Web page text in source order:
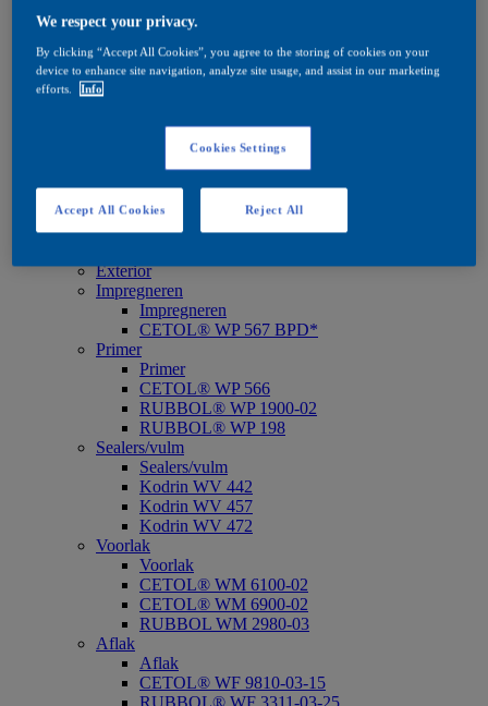
Onderhoud
Onderhoud
Watergedragen
Oplosmiddelhoudend
Beitsproducten
Watergedragen
Oplosmiddelhoudend
Quick Search
Quick Search
Productzoeker
Exterior
Impregneren
Impregneren
CETOL® WP 567 BPD*
Primer
Primer
CETOL® WP 566
RUBBOL® WP 1900-02
RUBBOL® WP 198
Sealers/vulm
Sealers/vulm
Kodrin WV 442
Kodrin WV 457
Kodrin WV 472
Voorlak
Voorlak
CETOL® WM 6100-02
CETOL® WM 6900-02
RUBBOL WM 2980-03
Aflak
Aflak
CETOL® WF 9810-03-15
RUBBOL® WF 3311-03-25
We respect your privacy.
By clicking “Accept All Cookies”, you agree to the storing of cookies on your
device to enhance site navigation, analyze site usage, and assist in our marketing
efforts.
Info
Cookies Settings
Reject All
Accept All Cookies